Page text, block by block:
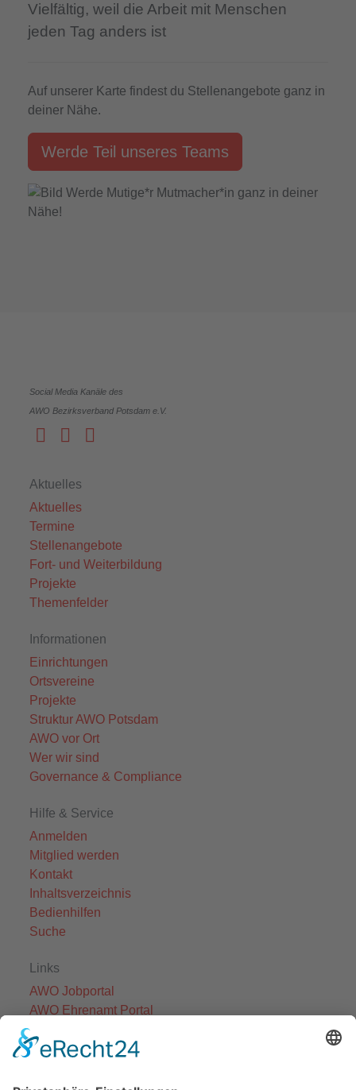
Vielfältig, weil die Arbeit mit Menschen
jeden Tag anders ist
Auf unserer Karte findest du Stellenangebote ganz in
deiner Nähe.
Werde Teil unseres Teams
Social Media Kanäle des
AWO Bezirksverband Potsdam e.V.
Aktuelles
Aktuelles
Termine
Stellenangebote
Fort- und Weiterbildung
Projekte
Themenfelder
Informationen
Einrichtungen
Ortsvereine
Projekte
Struktur AWO Potsdam
AWO vor Ort
Wer wir sind
Governance & Compliance
Hilfe & Service
Anmelden
Mitglied werden
Kontakt
Inhaltsverzeichnis
Bedienhilfen
Suche
Links
AWO Jobportal
AWO Ehrenamt Portal
AWO Schulgesundheitsfachkräfte
AWO Bundesverband
AWO Pflegeberatung